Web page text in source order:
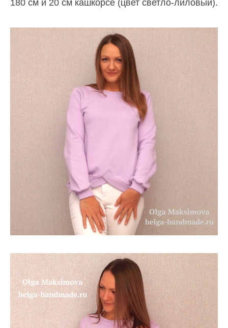
180 см и 20 см кашкорсе (цвет светло-лиловый).